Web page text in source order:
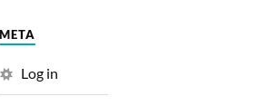
META
Log in